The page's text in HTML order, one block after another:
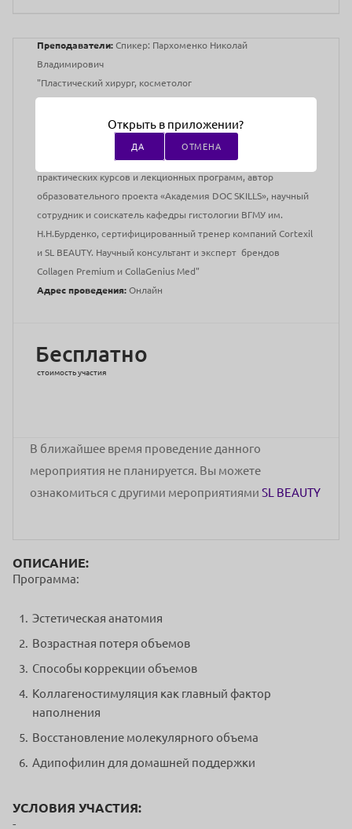
Преподаватели: Спикер: Пархоменко Николай
Владимирович
"Пластический хирург, косметолог
Автор и соавтор более 60 научных публикаций, экс-
тела», автор патента RU 2 798 783 C1, создатель
практических курсов и лекционных программ, автор
образовательного проекта «Академия DOC SKILLS», научный
сотрудник и соискатель кафедры гистологии ВГМУ им.
Н.Н.Бурденко, сертифицированный тренер компаний Cortexil
и SL BEAUTY. Научный консультант и эксперт брендов
Collagen Premium и CollaGenius Med"
Адрес проведения: Онлайн
Бесплатно
стоимость участия
В ближайшее время проведение данного
мероприятия не планируется. Вы можете
ознакомиться с другими мероприятиями SL BEAUTY
ОПИСАНИЕ:
Программа:
Эстетическая анатомия
Возрастная потеря объемов
Способы коррекции объемов
Коллагеностимуляция как главный фактор
наполнения
Восстановление молекулярного объема
Адипофилин для домашней поддержки
УСЛОВИЯ УЧАСТИЯ:
-
Открыть в приложении?
ДА ОТМЕНА